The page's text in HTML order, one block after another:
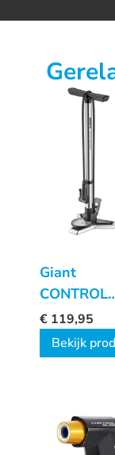
Giant
CONTROL
TOWER
BOOST
€ 119,95
Bekijk